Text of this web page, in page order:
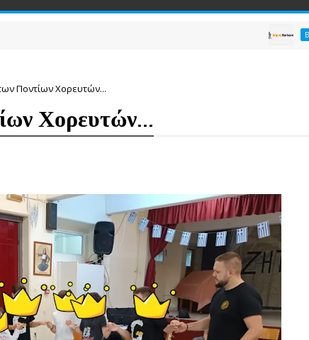
ΒΡΙΛΗΣΣΙΑ
Ποντίων Χορευτών...
Χορευτών...